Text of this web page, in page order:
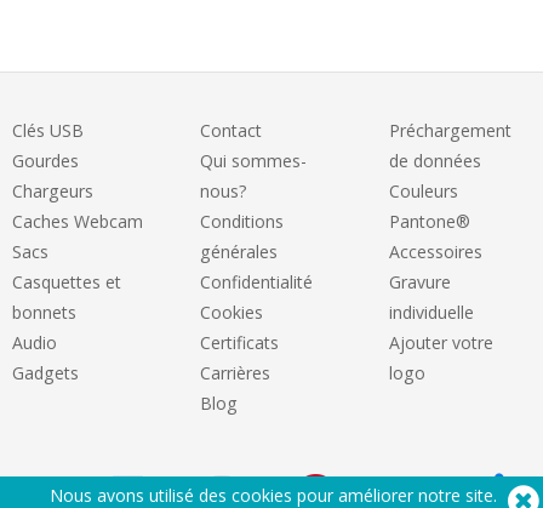
Clés USB
Gourdes
Chargeurs
Caches Webcam
Sacs
Casquettes et
bonnets
Audio
Gadgets
Contact
Qui sommes-
nous?
Conditions
générales
Confidentialité
Cookies
Certificats
Carrières
Blog
Préchargement
de données
Couleurs
Pantone®
Accessoires
Gravure
individuelle
Ajouter votre
logo
Nous avons utilisé des cookies pour améliorer notre site.